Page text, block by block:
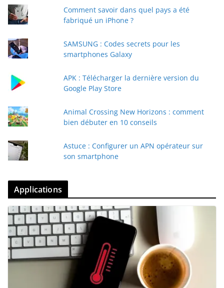
Comment savoir dans quel pays a été
fabriqué un iPhone ?
SAMSUNG : Codes secrets pour les
smartphones Galaxy
APK : Télécharger la dernière version du
Google Play Store
Animal Crossing New Horizons : comment
bien débuter en 10 conseils
Astuce : Configurer un APN opérateur sur
son smartphone
Applications